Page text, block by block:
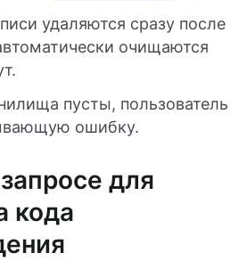
удаляются сразу после
очищаются
пусты, пользователь
ошибку.
для
кода